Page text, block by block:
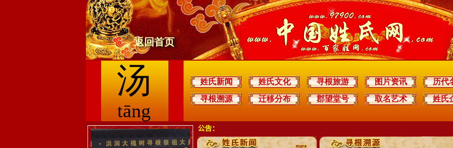
返回首页
汤
tāng
姓氏新闻 姓氏文化 寻根旅游 图片资讯
历代
寻根溯源
迁移分布 郡望堂号 取名艺术 姓氏